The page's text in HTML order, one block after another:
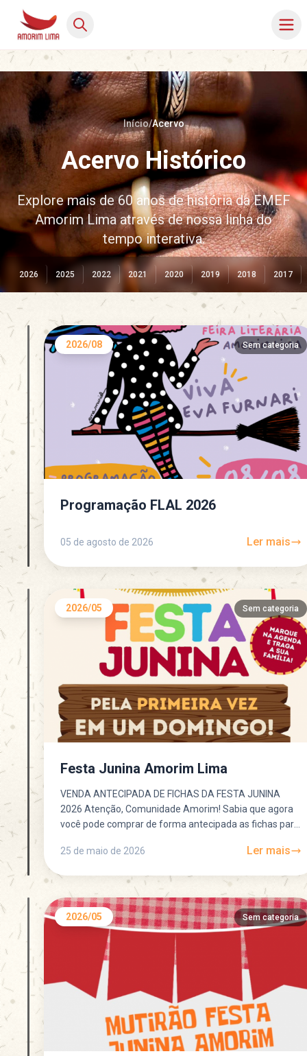
Início/Acervo
Acervo Histórico
Explore mais de 60 anos de história da EMEF
Amorim Lima através de nossa linha do
tempo interativa.
2026 2025 2022 2021 2020 2019 2018 2017
2026/08 Sem categoria
Programação FLAL 2026
05 de agosto de 2026 Ler mais
2026/05 Sem categoria
Festa Junina Amorim Lima
VENDA ANTECIPADA DE FICHAS DA FESTA JUNINA
2026 Atenção, Comunidade Amorim! Sabia que agora
você pode comprar de forma antecipada as fichas para
25 de maio de 2026
Ler mais
2026/05 Sem categoria